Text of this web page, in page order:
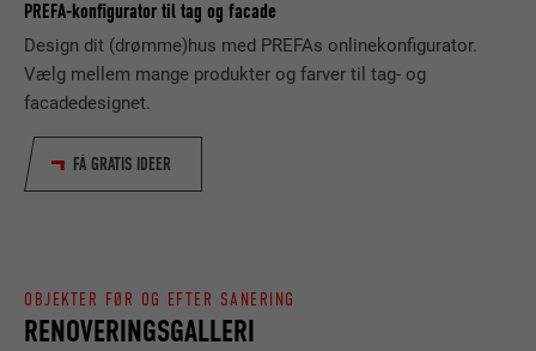
PREFA-konfigurator til tag og facade
Design dit (drømme)hus med PREFAs onlinekonfigurator.
Vælg mellem mange produkter og farver til tag- og
facadedesignet.
FÅ GRATIS IDEER
RENOVERINGSGALLERI
OBJEKTER FØR OG EFTER SANERING
NAVN _gaexp
UDBYDER
FORLØB 90 dage
FORMÅL
Gemmer det sprog, som brugeren har
valgt, på et websted.
NAVN lang
UDBYDER LinkedIn
FORMÅL
Indstilles af LinkedIn, når et websted
indeholder et indlejret "Følg os"-vindue.